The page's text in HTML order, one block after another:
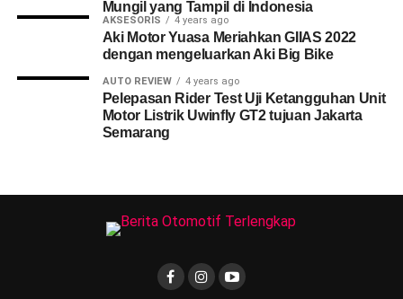
Mungil yang Tampil di Indonesia
AKSESORIS 4 years ago
Aki Motor Yuasa Meriahkan GIIAS 2022
dengan mengeluarkan Aki Big Bike
AUTO REVIEW 4 years ago
Pelepasan Rider Test Uji Ketangguhan Unit
Motor Listrik Uwinfly GT2 tujuan Jakarta
Semarang